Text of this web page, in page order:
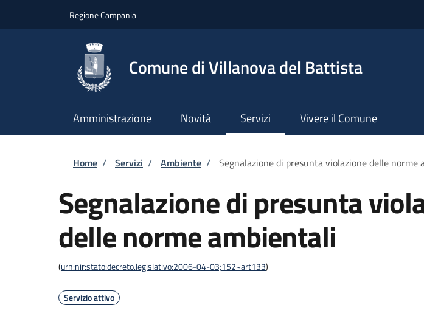
Regione Campania
Comune di Villanova del Battista
Amministrazione Novità Servizi Vivere il Comune
Briciole di pane
Home / Servizi / Ambiente / Segnalazione di presunta violazione delle norme
Segnalazione di presunta
delle norme ambientali
(urn:nir:stato:decreto.legislativo:2006-04-03;152~art133)
Servizio attivo